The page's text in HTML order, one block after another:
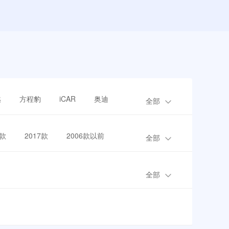
方程豹 iCAR 奥迪 全部
2017款 2006款以前 全部
全部